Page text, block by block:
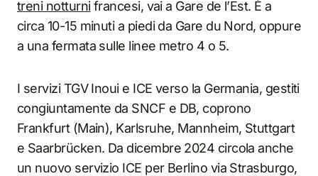
treni notturnifrancesi, vai a Gare de l’Est. È a
circa 10-15 minuti a piedi da Gare du Nord, oppure
a una fermata sulle linee metro 4 o 5.
I servizi TGV Inoui e ICE verso la Germania, gestiti
congiuntamente da SNCF e DB, coprono
Frankfurt (Main), Karlsruhe, Mannheim, Stuttgart
e Saarbrücken. Da dicembre 2024 circola anche
un nuovo servizio ICE per Berlino via Strasburgo,